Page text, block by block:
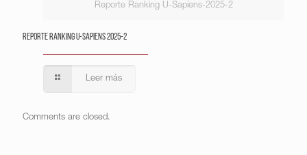
Reporte Ranking U-Sapiens-2025-2
Reporte Ranking U-Sapiens 2025-2
Leer más
Comments are closed.